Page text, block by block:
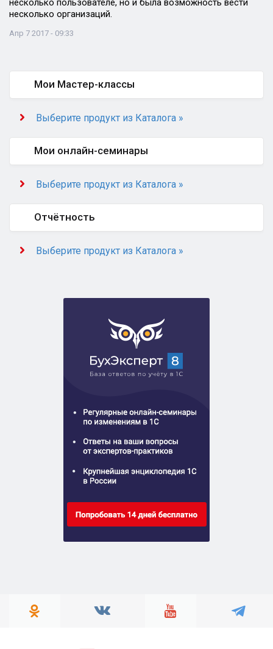
несколько пользователе, но и была возможность вести
несколько организаций.
Апр 7 2017 - 09:33
Мои Мастер-классы
Выберите продукт из Каталога »
Мои онлайн-семинары
Выберите продукт из Каталога »
Отчётность
Выберите продукт из Каталога »